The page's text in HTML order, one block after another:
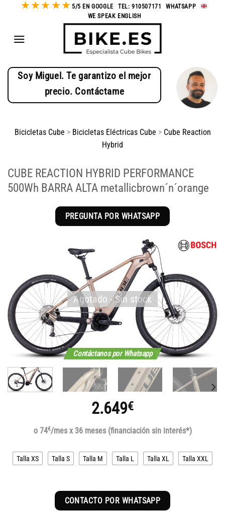
★★ ★ ★★ 5/5 EN GOOGLE TEL: 910507171 -WHATSAPP
WE SPEAK ENGLISH
Soy Miguel. Te garantizo el mejor
precio. Contáctame
Bicicletas Cube > Bicicletas Eléctricas Cube > Cube Reaction
Hybrid
CUBE REACTION HYBRID PERFORMANCE
500Wh BARRA ALTA metallicbrown´n´orange
PREGUNTA POR WHATSAPP
Contáctanos por Whatsapp
Agotado - Sin stock
2.649€
o 74€/mes x 36 meses (financiación sin interés*)
Talla XS Talla S Talla M Talla L Talla XL Talla XXL
CONTACTO POR WHATSAPP